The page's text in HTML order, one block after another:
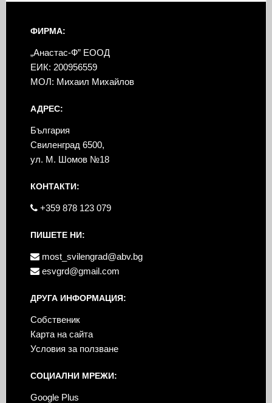
ФИРМА:
„Анастас-Ф” ЕООД
ЕИК: 200956559
МОЛ: Михаил Михайлов
АДРЕС:
България
Свиленград 6500,
ул. М. Шомов №18
КОНТАКТИ:
+359 878 123 079
ПИШЕТЕ НИ:
most_svilengrad@abv.bg
esvgrd@gmail.com
ДРУГА ИНФОРМАЦИЯ:
Собственик
Карта на сайта
Условия за ползване
СОЦИАЛНИ МРЕЖИ:
Google Plus